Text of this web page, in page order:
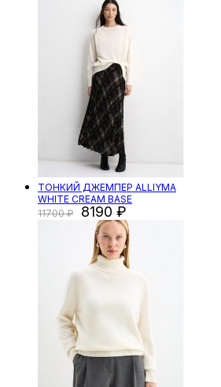
ТОНКИЙ ДЖЕМПЕР ALLIYMA
WHITE CREAM BASE
11700
8190